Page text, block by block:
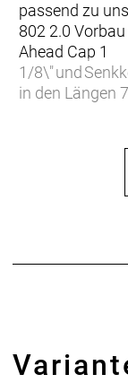
passend zu
802 2.0
Ahead Cap 1
1/8\" und
in den Längen